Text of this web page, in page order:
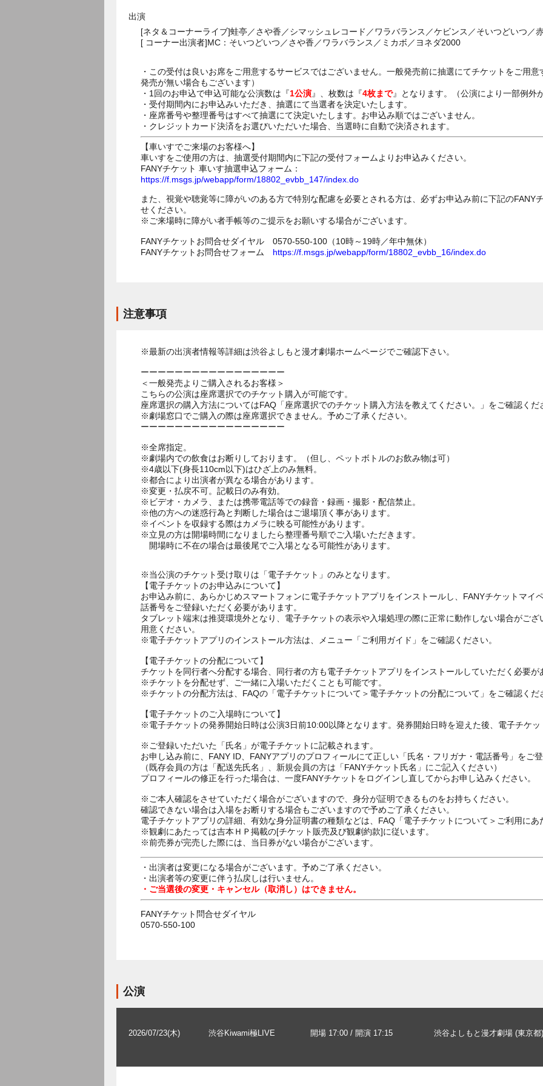
出演
[ネタ＆コーナーライブ]蛙亭／さや香／シマッシュレコード／ワラバランス／ケビンス／そいつどいつ／
[ コーナー出演者]MC：そいつどいつ／さや香／ワラバランス／ミカボ／ヨネダ2000
・この受付は良いお席をご用意するサービスではございません。一般発売前に抽選にてチケットをご用
発売が無い場合もございます）
・1回のお申込で申込可能な公演数は『1公演』、枚数は『4枚まで』となります。（公演により一部例外
・受付期間内にお申込みいただき、抽選にて当選者を決定いたします。
・座席番号や整理番号はすべて抽選にて決定いたします。お申込み順ではございません。
・クレジットカード決済をお選びいただいた場合、当選時に自動で決済されます。
【車いすでご来場のお客様へ】
車いすをご使用の方は、抽選受付期間内に下記の受付フォームよりお申込みください。
FANYチケット 車いす抽選申込フォーム：
https://f.msgs.jp/webapp/form/18802_evbb_147/index.do
また、視覚や聴覚等に障がいのある方で特別な配慮を必要とされる方は、必ずお申込み前に下記のFANY
せください。
※ご来場時に障がい者手帳等のご提示をお願いする場合がございます。
FANYチケットお問合せダイヤル 0570-550-100（10時～19時／年中無休）
FANYチケットお問合せフォーム https://f.msgs.jp/webapp/form/18802_evbb_16/index.do
注意事項
※最新の出演者情報等詳細は渋谷よしもと漫才劇場ホームページでご確認下さい。
ーーーーーーーーーーーーーーーーー
＜一般発売よりご購入されるお客様＞
こちらの公演は座席選択でのチケット購入が可能です。
座席選択の購入方法についてはFAQ「座席選択でのチケット購入方法を教えてください。」をご確認くだ
※劇場窓口でご購入の際は座席選択できません。予めご了承ください。
ーーーーーーーーーーーーーーーーー
※全席指定。
※劇場内での飲食はお断りしております。（但し、ペットボトルのお飲み物は可）
※4歳以下(身長110cm以下)はひざ上のみ無料。
※都合により出演者が異なる場合があります。
※変更・払戻不可。記載日のみ有効。
※ビデオ・カメラ、または携帯電話等での録音・録画・撮影・配信禁止。
※他の方への迷惑行為と判断した場合はご退場頂く事があります。
※イベントを収録する際はカメラに映る可能性があります。
※立見の方は開場時間になりましたら整理番号順でご入場いただきます。
開場時に不在の場合は最後尾でご入場となる可能性があります。
※当公演のチケット受け取りは「電子チケット」のみとなります。
【電子チケットのお申込みについて】
お申込み前に、あらかじめスマートフォンに電子チケットアプリをインストールし、FANYチケットマイ
話番号をご登録いただく必要があります。
タブレット端末は推奨環境外となり、電子チケットの表示や入場処理の際に正常に動作しない場合がご
用意ください。
※電子チケットアプリのインストール方法は、メニュー「ご利用ガイド」をご確認ください。
【電子チケットの分配について】
チケットを同行者へ分配する場合、同行者の方も電子チケットアプリをインストールしていただく必要が
※チケットを分配せず、ご一緒に入場いただくことも可能です。
※チケットの分配方法は、FAQの「電子チケットについて＞電子チケットの分配について」をご確認くだ
【電子チケットのご入場時について】
※電子チケットの発券開始日時は公演3日前10:00以降となります。発券開始日時を迎えた後、電子チケ
※ご登録いただいた「氏名」が電子チケットに記載されます。
お申し込み前に、FANY ID、FANYアプリのプロフィールにて正しい「氏名・フリガナ・電話番号」をご
（既存会員の方は「配送先氏名」、新規会員の方は「FANYチケット氏名」にご記入ください）
プロフィールの修正を行った場合は、一度FANYチケットをログインし直してからお申し込みください
※ご本人確認をさせていただく場合がございますので、身分が証明できるものをお持ちください。
確認できない場合は入場をお断りする場合もございますので予めご了承ください。
電子チケットアプリの詳細、有効な身分証明書の種類などは、FAQ「電子チケットについて＞ご利用に
※観劇にあたっては吉本ＨＰ掲載の[チケット販売及び観劇約款]に従います。
※前売券が完売した際には、当日券がない場合がございます。
・出演者は変更になる場合がございます。予めご了承ください。
・出演者等の変更に伴う払戻しは行いません。
・ご当選後の変更・キャンセル（取消し）はできません。
FANYチケット問合せダイヤル
0570-550-100
公演
2026/07/23(木) 渋谷Kiwami極LIVE 開場 17:00 / 開演 17:15 渋谷よしもと漫才劇場 (東京都